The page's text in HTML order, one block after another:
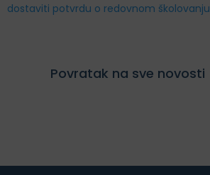
dostaviti potvrdu o redovnom školovanju
Povratak na sve novosti